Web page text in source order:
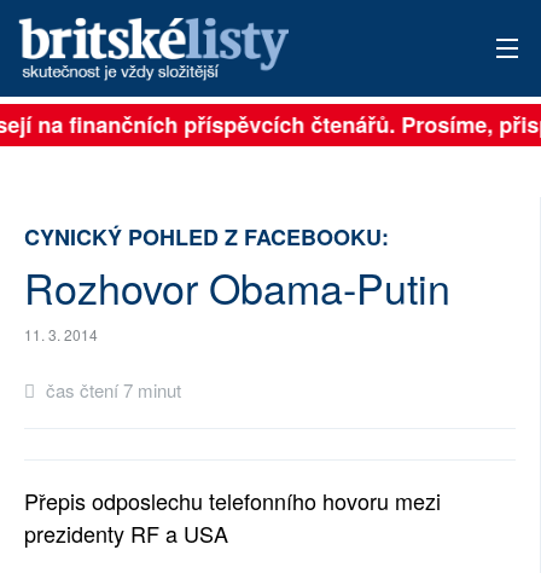
PŘIHLÁSIT
ARCHIV
ROZHOVORY
TÉMATA
NEJČTENĚJŠÍ ZA 7 DNÍ
PŘÍSPĚVKY NA PROVOZ
na finančních příspěvcích čtenářů. Prosíme,
CYNICKÝ POHLED Z FACEBOOKU:
Rozhovor Obama-Putin
11. 3. 2014
čas čtení 7 minut
Přepis odposlechu telefonního hovoru mezi
prezidenty RF a USA